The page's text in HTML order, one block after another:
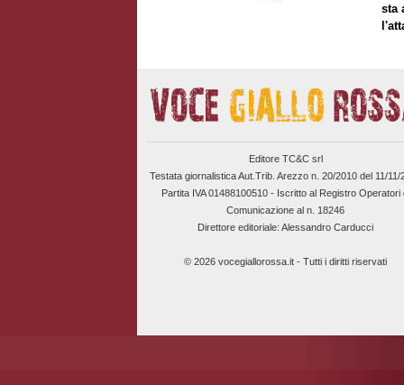
sta
Editore TC&C srl
Testata giornalistica Aut.Trib. Arezzo n. 20/2010 del 11/11/
Partita IVA 01488100510 - Iscritto al Registro Operatori
Comunicazione al n. 18246
Direttore editoriale: Alessandro Carducci
© 2026 vocegiallorossa.it - Tutti i diritti riservati